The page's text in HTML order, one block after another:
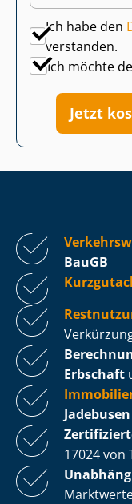
Ich habe den
verstanden.
Ich möchte
Jetzt
BauGB
Erbschaft
17024 von